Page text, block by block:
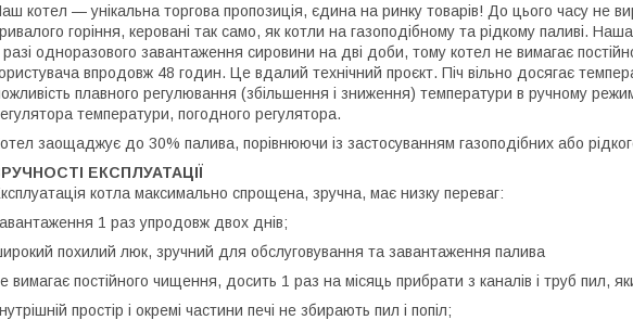
котел — унікальна торгова пропозиція, єдина на ринку товарів! До цього часу не
горіння, керовані так само, як котли на газоподібному та рідкому паливі.
разі одноразового завантаження сировини на дві доби, тому котел не вимагає
впродовж 48 годин. Це вдалий технічний проєкт. Піч вільно досягає
плавного регулювання (збільшення і зниження) температури в ручному
температури, погодного регулятора.
заощаджує до 30% палива, порівнюючи із застосуванням газоподібних або
ЕКСПЛУАТАЦІЇ
котла максимально спрощена, зручна, має низку переваг:
1 раз упродовж двох днів;
похилий люк, зручний для обслуговування та завантаження палива
вимагає постійного чищення, досить 1 раз на місяць прибрати з каналів і труб пил,
простір і окремі частини печі не збирають пил і попіл;